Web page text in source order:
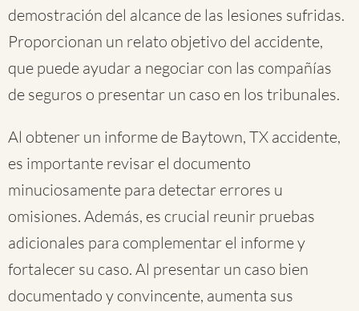
demostración del alcance de las lesiones sufridas.
Proporcionan un relato objetivo del accidente,
que puede ayudar a negociar con las compañías
de seguros o presentar un caso en los tribunales.
Al obtener un informe de Baytown, TX accidente,
es importante revisar el documento
minuciosamente para detectar errores u
omisiones. Además, es crucial reunir pruebas
adicionales para complementar el informe y
fortalecer su caso. Al presentar un caso bien
documentado y convincente, aumenta sus